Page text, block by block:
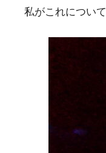
私がこれについて